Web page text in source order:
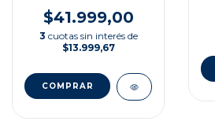
$41.999,00
3 cuotas sin interés de
$13.999,67